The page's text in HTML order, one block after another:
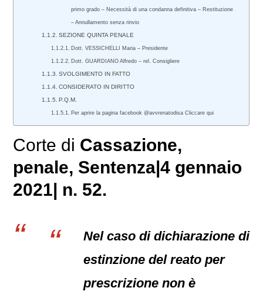
primo grado – Necessità di una condanna definitiva – Restituzione
– Annullamento senza rinvio
SEZIONE QUINTA PENALE
Dott. VESSICHELLI Maria – Presidente
Dott. GUARDIANO Alfredo – rel. Consigliere
SVOLGIMENTO IN FATTO
CONSIDERATO IN DIRITTO
P.Q.M.
Per aprire la pagina facebook @avvrenatodisa Cliccare qui
Corte di Cassazione,
penale, Sentenza|4 gennaio
2021| n. 52.
Nel caso di dichiarazione di
estinzione del reato per
prescrizione non è